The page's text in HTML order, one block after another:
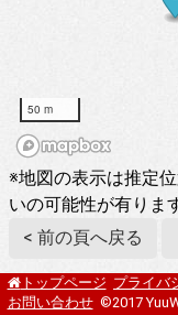
50 m
※地図の表示は推定
いの可能性が有りま
< 前の頁へ戻る
トップページ プライバ
お問い合わせ ©2017